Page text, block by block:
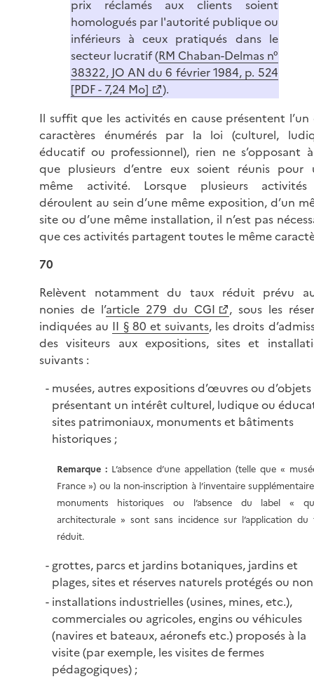
prix réclamés aux clients soient
homologués par l'autorité publique ou
inférieurs à ceux pratiqués dans le
secteur lucratif (RM Chaban-Delmas n°
38322, JO AN du 6 février 1984, p. 524
[PDF - 7,24 Mo]
).
Il suffit que les activités en cause présentent l’un
caractères énumérés par la loi (culturel,
éducatif ou professionnel), rien ne s’opposant
que plusieurs d’entre eux soient réunis pour
même activité. Lorsque plusieurs
déroulent au sein d’une même exposition, d’un
site ou d’une même installation, il n’est pas
que ces activités partagent toutes le même
70
Relèvent notamment du taux réduit prévu
nonies de l’article 279 du CGI
, sous les
indiquées au II § 80 et suivants, les droits
des visiteurs aux expositions, sites et
suivants :
musées, autres expositions d’œuvres ou d’objets
présentant un intérêt culturel, ludique ou
sites patrimoniaux, monuments et bâtiments
historiques ;
Remarque :L’absence d’une appellation (telle que «
France ») ou la non-inscription à l’inventaire
monuments historiques ou l’absence du label «
architecturale » sont sans incidence sur l’application du
réduit.
grottes, parcs et jardins botaniques, jardins et
plages, sites et réserves naturels protégés ou
installations industrielles (usines, mines, etc.),
commerciales ou agricoles, engins ou véhicules
(navires et bateaux, aéronefs etc.) proposés à la
visite (par exemple, les visites de fermes
pédagogiques) ;